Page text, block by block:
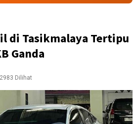
di Tasikmalaya Tertipu
Ganda
2983 Dilihat